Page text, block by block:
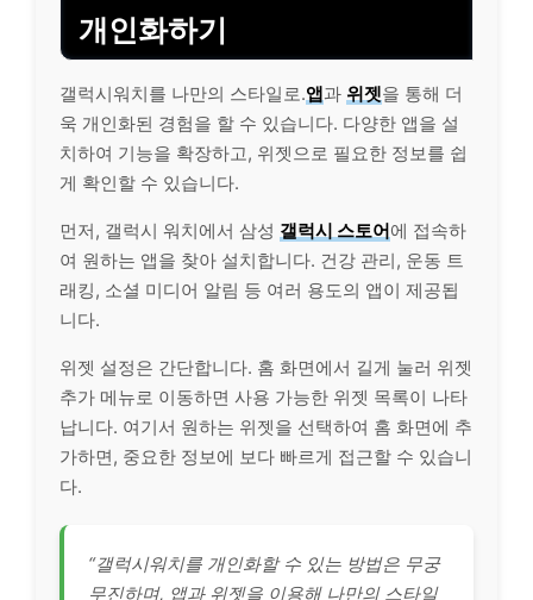
개인화하기
갤럭시워치를 나만의 스타일로.앱과 위젯을 통해 더
욱 개인화된 경험을 할 수 있습니다. 다양한 앱을 설
치하여 기능을 확장하고, 위젯으로 필요한 정보를 쉽
게 확인할 수 있습니다.
먼저, 갤럭시 워치에서 삼성 갤럭시 스토어에 접속하
여 원하는 앱을 찾아 설치합니다. 건강 관리, 운동 트
래킹, 소셜 미디어 알림 등 여러 용도의 앱이 제공됩
니다.
위젯 설정은 간단합니다. 홈 화면에서 길게 눌러 위젯
추가 메뉴로 이동하면 사용 가능한 위젯 목록이 나타
납니다. 여기서 원하는 위젯을 선택하여 홈 화면에 추
가하면, 중요한 정보에 보다 빠르게 접근할 수 있습니
다.
“갤럭시워치를 개인화할 수 있는 방법은 무궁
무진하며, 앱과 위젯을 이용해 나만의 스타일